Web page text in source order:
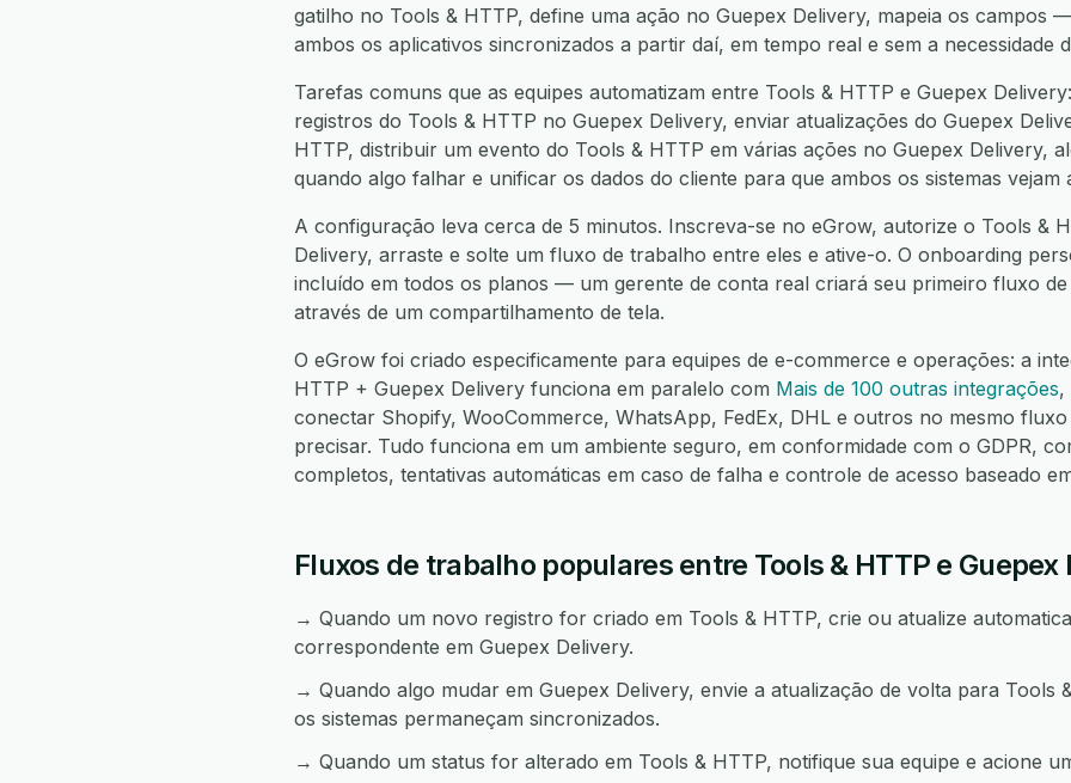
gatilho no Tools & HTTP, define uma ação no Guepex Delivery, mapeia os campos
ambos os aplicativos sincronizados a partir daí, em tempo real e sem a necessidade
Tarefas comuns que as equipes automatizam entre Tools & HTTP e Guepex
registros do Tools & HTTP no Guepex Delivery, enviar atualizações do Guepex
HTTP, distribuir um evento do Tools & HTTP em várias ações no Guepex Delivery,
quando algo falhar e unificar os dados do cliente para que ambos os sistemas vejam
A configuração leva cerca de 5 minutos. Inscreva-se no eGrow, autorize o Tools &
Delivery, arraste e solte um fluxo de trabalho entre eles e ative-o. O onboarding
incluído em todos os planos — um gerente de conta real criará seu primeiro fluxo
através de um compartilhamento de tela.
O eGrow foi criado especificamente para equipes de e-commerce e operações: a
HTTP + Guepex Delivery funciona em paralelo com Mais de 100 outras integrações,
conectar Shopify, WooCommerce, WhatsApp, FedEx, DHL e outros no mesmo
precisar. Tudo funciona em um ambiente seguro, em conformidade com o GDPR,
completos, tentativas automáticas em caso de falha e controle de acesso baseado
Fluxos de trabalho populares entre Tools & HTTP e Guepex
→ Quando um novo registro for criado em Tools & HTTP, crie ou atualize
correspondente em Guepex Delivery.
→ Quando algo mudar em Guepex Delivery, envie a atualização de volta para Tools
os sistemas permaneçam sincronizados.
→ Quando um status for alterado em Tools & HTTP, notifique sua equipe e acione